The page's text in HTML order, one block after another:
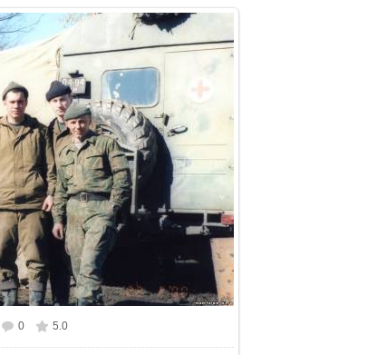
1500x971
0 5.0